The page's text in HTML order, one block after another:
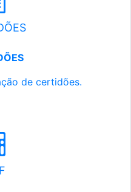
de certidões.